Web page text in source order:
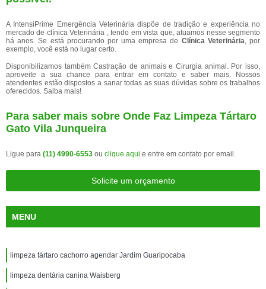
A IntensiPrime Emergência Veterinária dispõe de tradição e experiência no
mercado de clínica Veterinária , tendo em vista que, atuamos nesse segmento
há anos. Se está procurando por uma empresa de Clínica Veterinária, por
exemplo, você está no lugar certo.
Disponibilizamos também Castração de animais e Cirurgia animal. Por isso,
aproveite a sua chance para entrar em contato e saber mais. Nossos
atendentes estão dispostos a sanar todas as suas dúvidas sobre os trabalhos
oferecidos. Saiba mais!
Para saber mais sobre Onde Faz Limpeza Tártaro
Gato Vila Junqueira
Ligue para (11) 4990-6553 ou clique aqui e entre em contato por email.
Solicite um orçamento
MENU
limpeza tártaro cachorro agendar Jardim Guaripocaba
limpeza dentária canina Waisberg